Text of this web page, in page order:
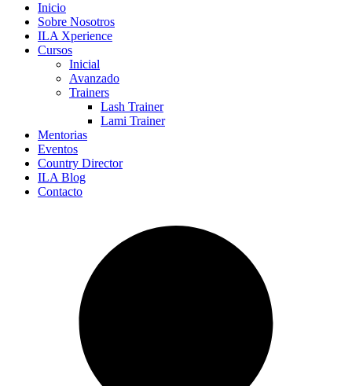
Inicio
Sobre Nosotros
ILA Xperience
Cursos
Inicial
Avanzado
Trainers
Lash Trainer
Lami Trainer
Mentorias
Eventos
Country Director
ILA Blog
Contacto